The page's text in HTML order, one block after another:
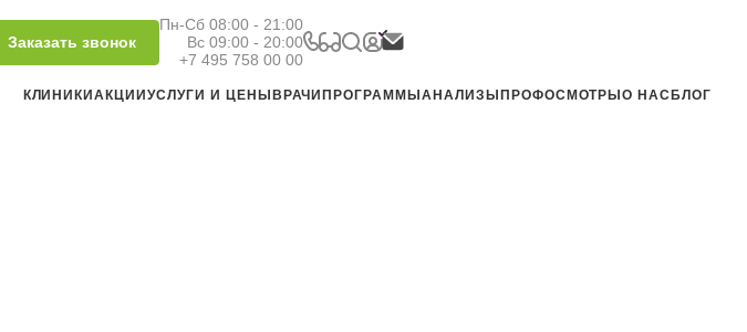
Заказать звонок
Пн-Сб 08:00 - 21:00
Вс 09:00 - 20:00
+7 495 758 00 00
КЛИНИКИАКЦИИУСЛУГИ И ЦЕНЫ ВРАЧИ ПРОГРАММЫАНАЛИЗЫ ПРОФОСМОТРЫО НАС БЛОГ